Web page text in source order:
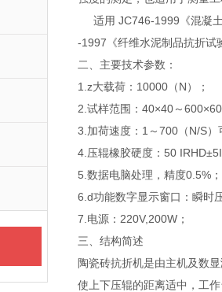
适用 JC746-1999《混凝土
-1997《纤维水泥制品抗折试
二、主要技术参数：
1.z大载荷：10000（N）；
2.试样范围：40×40～
3.加荷速度：1～700（N/S）
4.压辊橡胶硬度：50
5.数据电脑处理，精度0.5%；
6.d功能数字显示窗口：瞬时
7.电源：220V,200W；
三、结构简述
陶瓷砖抗折机是由主机及数
使上下压辊的距离适中，工